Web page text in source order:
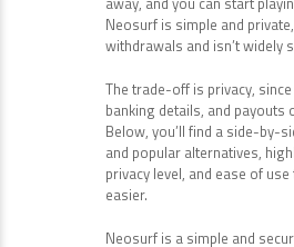
Neosurf is simple and
withdrawals and isn’t widely
The trade-off is privacy,
banking details, and payouts
Below, you’ll find a side-by-
and popular alternatives,
privacy level, and ease of
easier.
Neosurf is a simple and